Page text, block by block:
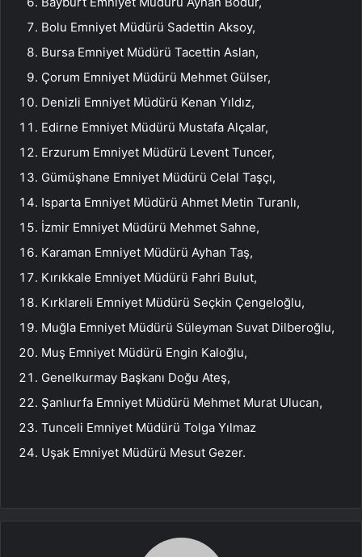
Bolu Emniyet Müdürü Sadettin Aksoy,
Bursa Emniyet Müdürü Tacettin Aslan,
Çorum Emniyet Müdürü Mehmet Gülser,
Denizli Emniyet Müdürü Kenan Yıldız,
Edirne Emniyet Müdürü Mustafa Alçalar,
Erzurum Emniyet Müdürü Levent Tuncer,
Gümüşhane Emniyet Müdürü Celal Taşçı,
Isparta Emniyet Müdürü Ahmet Metin Turanlı,
İzmir Emniyet Müdürü Mehmet Sahne,
Karaman Emniyet Müdürü Ayhan Taş,
Kırıkkale Emniyet Müdürü Fahri Bulut,
Kırklareli Emniyet Müdürü Seçkin Çengeloğlu,
Muğla Emniyet Müdürü Süleyman Suvat Dilberoğlu,
Muş Emniyet Müdürü Engin Kaloğlu,
Genelkurmay Başkanı Doğu Ateş,
Şanlıurfa Emniyet Müdürü Mehmet Murat Ulucan,
Tunceli Emniyet Müdürü Tolga Yılmaz
Uşak Emniyet Müdürü Mesut Gezer.